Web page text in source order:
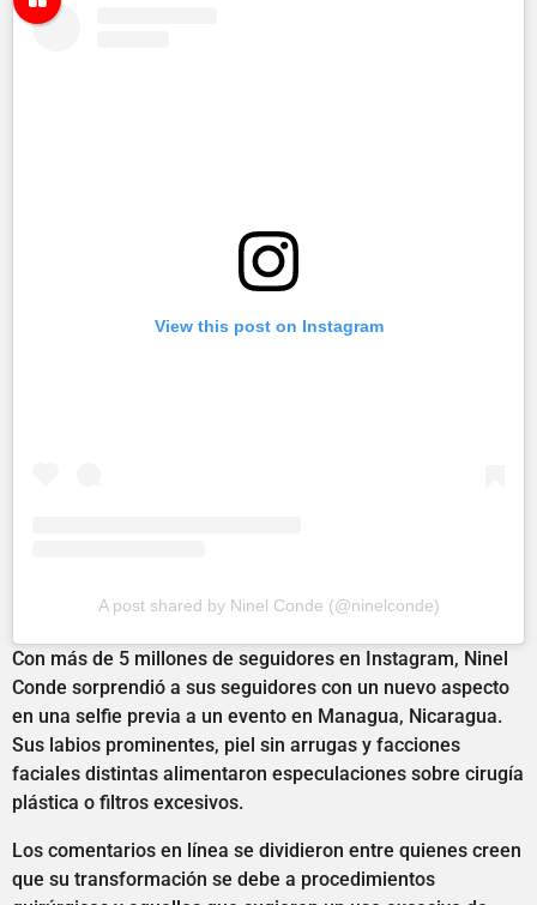
View this post on Instagram
A post shared by Ninel Conde (@ninelconde)
Con más de 5 millones de seguidores en Instagram, Ninel
Conde sorprendió a sus seguidores con un nuevo aspecto
en una selfie previa a un evento en Managua, Nicaragua.
Sus labios prominentes, piel sin arrugas y facciones
faciales distintas alimentaron especulaciones sobre cirugía
plástica o filtros excesivos.
Los comentarios en línea se dividieron entre quienes creen
que su transformación se debe a procedimientos